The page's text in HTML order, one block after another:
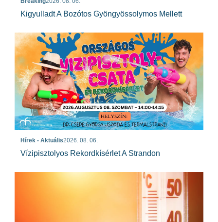
Kigyulladt A Bozótos Gyöngyössolymos Mellett
Hírek - Aktuális2026. 08. 06.
Vízipisztolyos Rekordkísérlet A Strandon